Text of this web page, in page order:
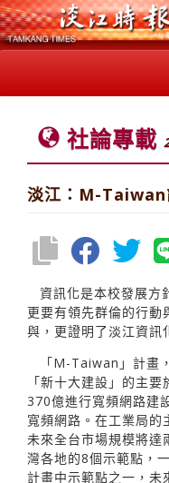
社論專載
淡江：M-Taiwan
資訊化是本校發展方
更要有領先群倫的行
與，更證明了淡江資訊
「M-Taiwan」計畫
「新十大建設」的主
370億進行寬頻網路建
寬頻網路。在工業局的
未來全台市場規模將達
灣各地的8個示範點，
計畫中示範點之一，